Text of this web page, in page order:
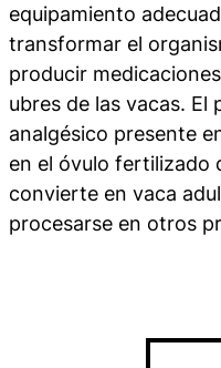
equipamiento
transformar el
producir
ubres de las vacas.
analgésico presente
en el óvulo fertilizado
convierte en vaca
procesarse en otros